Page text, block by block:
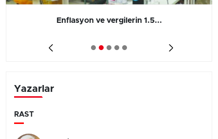
Enflasyon ve vergilerin 1.5...
Yazarlar
RAST